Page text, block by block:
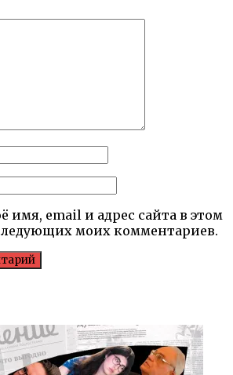
имя, email и адрес сайта в этом
моих комментариев.